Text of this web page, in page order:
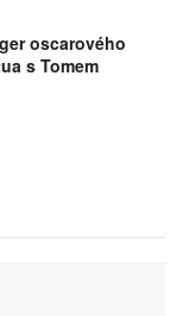
oscarového
s Tomem